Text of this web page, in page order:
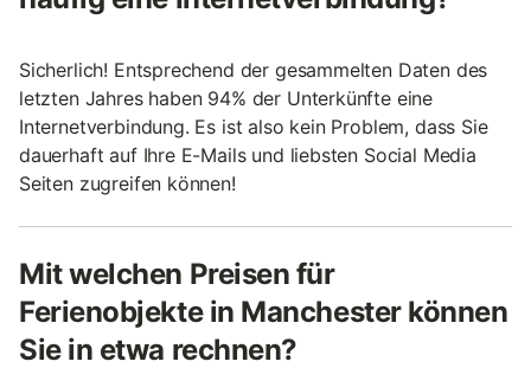
Sicherlich! Entsprechend der gesammelten Daten des
letzten Jahres haben 94% der Unterkünfte eine
Internetverbindung. Es ist also kein Problem, dass Sie
dauerhaft auf Ihre E-Mails und liebsten Social Media
Seiten zugreifen können!
Mit welchen Preisen für
Ferienobjekte in Manchester können
Sie in etwa rechnen?